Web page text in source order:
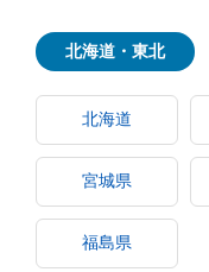
北海道・東北
北海道
宮城県
福島県